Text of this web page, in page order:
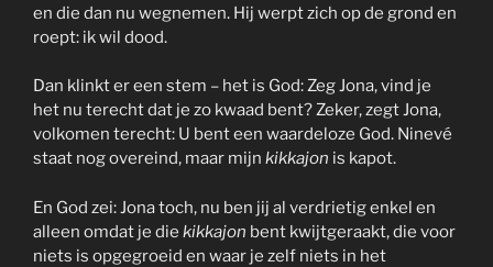
en die dan nu wegnemen. Hij werpt zich op de grond en
roept: ik wil dood.
Dan klinkt er een stem – het is God: Zeg Jona, vind je
het nu terecht dat je zo kwaad bent? Zeker, zegt Jona,
volkomen terecht: U bent een waardeloze God. Ninevé
staat nog overeind, maar mijn kikkajon is kapot.
En God zei: Jona toch, nu ben jij al verdrietig enkel en
alleen omdat je die kikkajon bent kwijtgeraakt, die voor
niets is opgegroeid en waar je zelf niets in het